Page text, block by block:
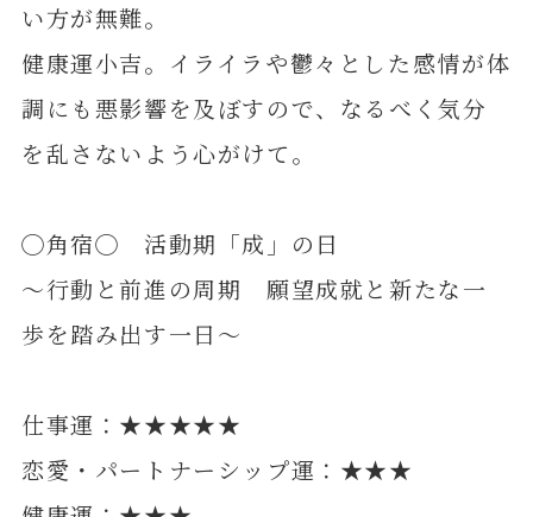
い方が無難。
健康運小吉。イライラや鬱々とした感情が体
調にも悪影響を及ぼすので、なるべく気分
を乱さないよう心がけて。
◯角宿◯ 活動期「成」の日
～行動と前進の周期 願望成就と新たな一
歩を踏み出す一日～
仕事運：★★★★★
恋愛・パートナーシップ運：★★★